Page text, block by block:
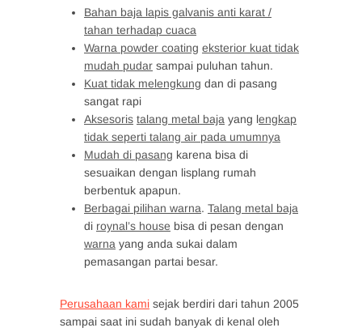
Bahan baja lapis galvanis anti karat /
tahan terhadap cuaca
Warna powder coating eksterior kuat tidak
mudah pudar sampai puluhan tahun.
Kuat tidak melengkung dan di pasang
sangat rapi
Aksesoris talang metal baja yang lengkap
tidak seperti talang air pada umumnya
Mudah di pasang karena bisa di
sesuaikan dengan lisplang rumah
berbentuk apapun.
Berbagai pilihan warna. Talang metal baja
di roynal’s house bisa di pesan dengan
warna yang anda sukai dalam
pemasangan partai besar.
Perusahaan kami sejak berdiri dari tahun 2005
sampai saat ini sudah banyak di kenal oleh